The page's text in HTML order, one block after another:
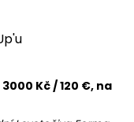
Kč / 120 €, na